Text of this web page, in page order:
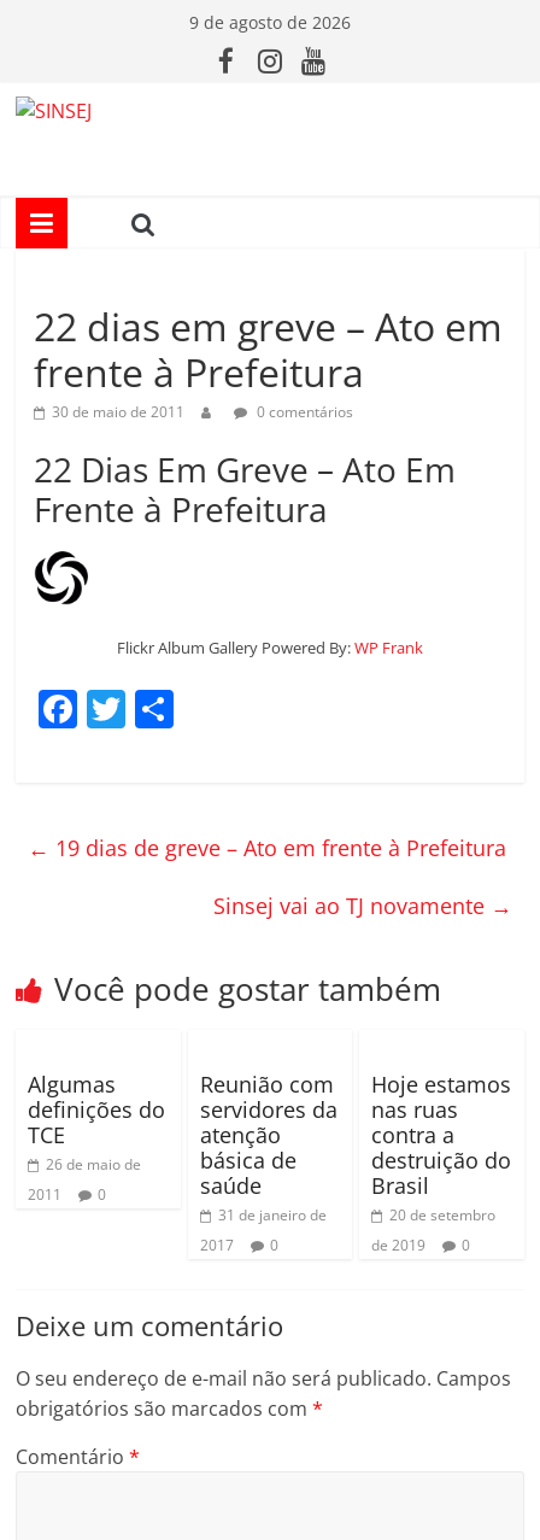
conteúdo
9 de agosto de 2026
I
S
E
22 dias em greve – Ato em
frente à Prefeitura
30 de maio de 2011 0 comentários
22 Dias Em Greve – Ato Em
Frente à Prefeitura
Flickr Album Gallery Powered By:WP Frank
F
b
k
T
ar
ar
← 19 dias de greve – Ato em frente à Prefeitura
Sinsej vai ao TJ novamente →
Você pode gostar também
Algumas
definições do
TCE
26 de maio de
2011
0
Reunião com
servidores da
atenção
básica de
saúde
31 de janeiro de
2017
0
Hoje estamos
nas ruas
contra a
destruição do
Brasil
20 de setembro
de 2019
0
Deixe um comentário
O seu endereço de e-mail não será publicado. Campos
obrigatórios são marcados com*
Comentário*